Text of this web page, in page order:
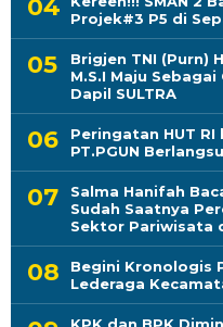
Projek#3 P5 di
Brigjen TNI (Purn)
M.S.I Maju
Dapil SULTRA
Peringatan HUT
PT.PGUN
Salma Hanifah
Sudah Saatnya
Sektor Pariwisata
Begini Kronologis
Lederaga
KPK dan BPK